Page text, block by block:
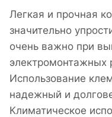
Легкая и прочная
значительно
очень важно при
электромонтажных
Использование
надежный и
Климатическое